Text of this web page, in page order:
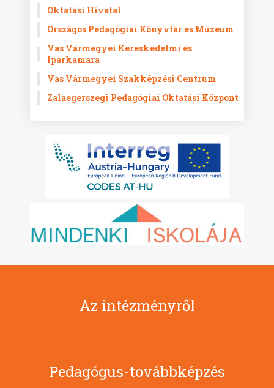
Oktatási Hivatal
Országos Pedagógiai Könyvtár és Múzeum
Vas Vármegyei Kereskedelmi és
Iparkamara
Vas Vármegyei Szakképzési Centrum
Zalaegerszegi Pedagógiai Oktatási Központ
Az intézményről
Pedagógus-továbbképzés